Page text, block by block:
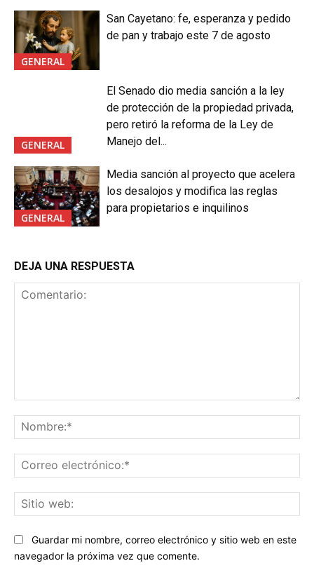
GENERAL
San Cayetano: fe, esperanza y pedido
de pan y trabajo este 7 de agosto
GENERAL
El Senado dio media sanción a la ley
de protección de la propiedad privada,
pero retiró la reforma de la Ley de
Manejo del...
GENERAL
Media sanción al proyecto que acelera
los desalojos y modifica las reglas
para propietarios e inquilinos
DEJA UNA RESPUESTA
Guardar mi nombre, correo electrónico y sitio web en este
navegador la próxima vez que comente.